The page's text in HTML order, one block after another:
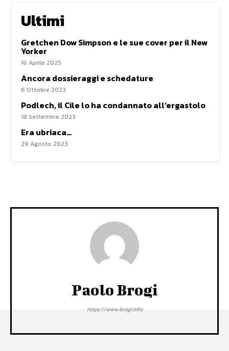
Ultimi
Gretchen Dow Simpson e le sue cover per il New
Yorker
16 Aprile 2025
Ancora dossieraggi e schedature
6 Ottobre 2023
Podlech, il Cile lo ha condannato all’ergastolo
18 Settembre 2023
Era ubriaca…
29 Agosto 2023
Paolo Brogi
https://www.brogi.info